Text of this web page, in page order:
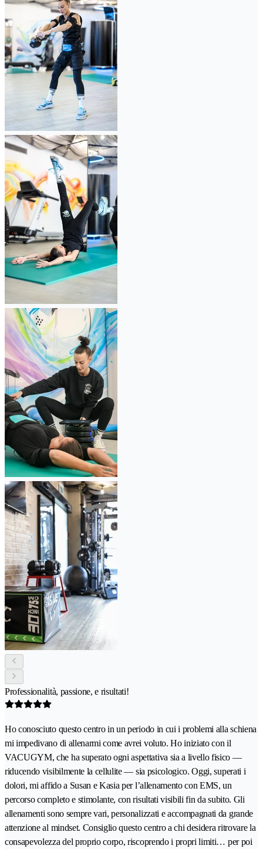
Professionalità, passione, e risultati!
Ho conosciuto questo centro in un periodo in cui i problemi alla schiena
mi impedivano di allenarmi come avrei voluto. Ho iniziato con il
VACUGYM, che ha superato ogni aspettativa sia a livello fisico —
riducendo visibilmente la cellulite — sia psicologico. Oggi, superati i
dolori, mi affido a Susan e Kasia per l’allenamento con EMS, un
percorso completo e stimolante, con risultati visibili fin da subito. Gli
allenamenti sono sempre vari, personalizzati e accompagnati da grande
attenzione al mindset. Consiglio questo centro a chi desidera ritrovare la
consapevolezza del proprio corpo, riscoprendo i propri limiti… per poi